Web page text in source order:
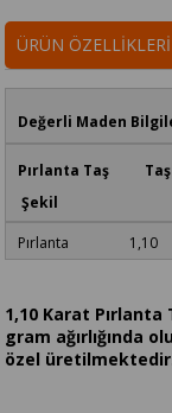
ÜRÜN ÖZELLIKLERI
Değerli Maden
Pırlanta Taş
Şekil
Pırlanta
1,10 Karat Pırlanta
gram ağırlığında
özel